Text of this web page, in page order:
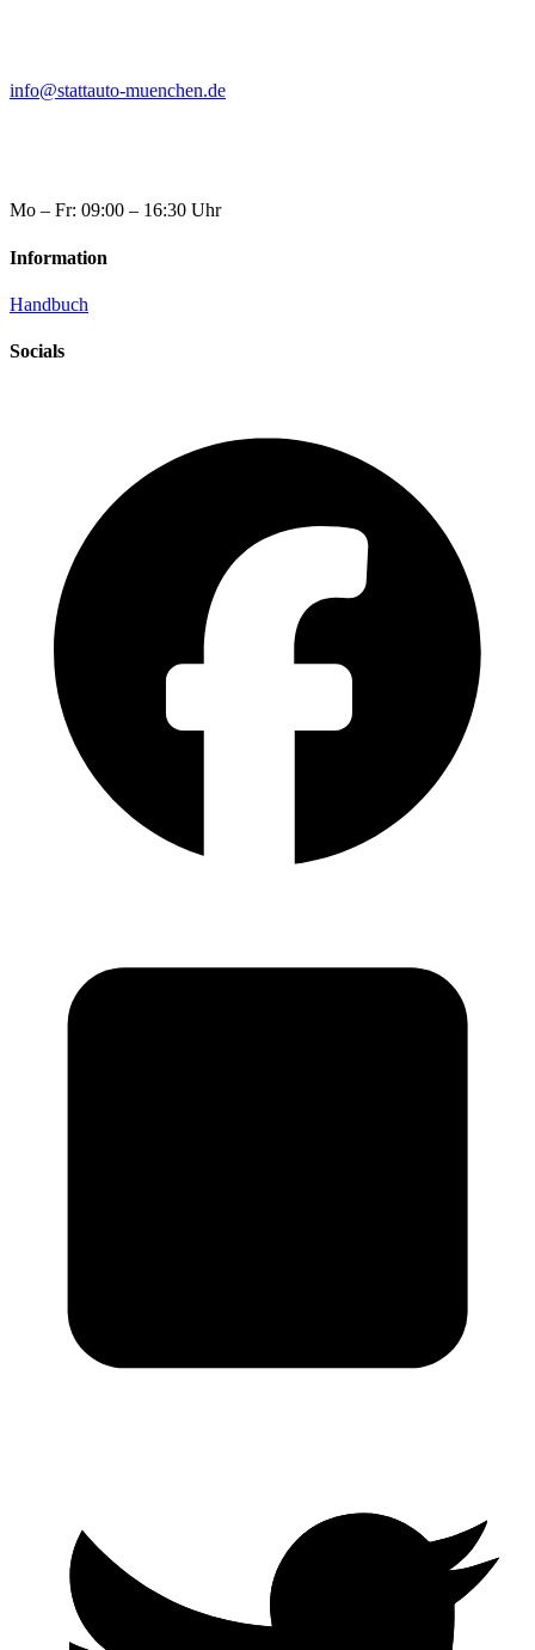
info@stattauto-muenchen.de
Mo – Fr: 09:00 – 16:30 Uhr
Information
Handbuch
Socials